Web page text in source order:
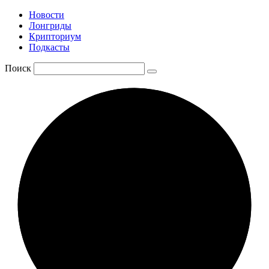
Новости
Лонгриды
Крипториум
Подкасты
Поиск